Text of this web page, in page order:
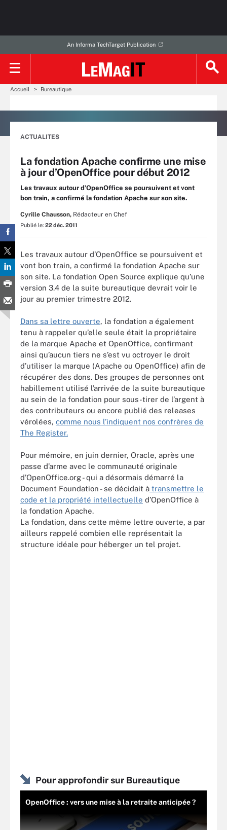
An Informa TechTarget Publication
Accueil Bureautique
ACTUALITES
La fondation Apache confirme une mise
à jour d’OpenOffice pour début 2012
Les travaux autour d’OpenOffice se poursuivent et vont
bon train, a confirmé la fondation Apache sur son site.
Cyrille Chausson, Rédacteur en Chef
Publié le: 22 déc. 2011
Les travaux autour d’OpenOffice se poursuivent et
vont bon train, a confirmé la fondation Apache sur
son site. La fondation Open Source explique qu’une
version 3.4 de la suite bureautique devrait voir le
jour au premier trimestre 2012.
Dans sa lettre ouverte, la fondation a également
tenu à rappeler qu’elle seule était la propriétaire
de la marque Apache et OpenOffice, confirmant
ainsi qu’aucun tiers ne s’est vu octroyer le droit
d’utiliser la marque (Apache ou OpenOffice) afin de
récupérer des dons. Des groupes de personnes ont
habillement utilisé l’arrivée de la suite bureautique
au sein de la fondation pour sous-tirer de l’argent à
des contributeurs ou encore publié des releases
vérolées, comme nous l’indiquent nos confrères de
The Register.
Pour mémoire, en juin dernier, Oracle, après une
passe d’arme avec le communauté originale
d’OpenOffice.org - qui a désormais démarré la
Document Foundation - se décidait à transmettre le
code et la propriété intellectuelle d’OpenOffice à
la fondation Apache.
La fondation, dans cette même lettre ouverte, a par
ailleurs rappelé combien elle représentait la
structure idéale pour héberger un tel projet.
Pour approfondir sur Bureautique
OpenOffice : vers une mise à la retraite anticipée ?